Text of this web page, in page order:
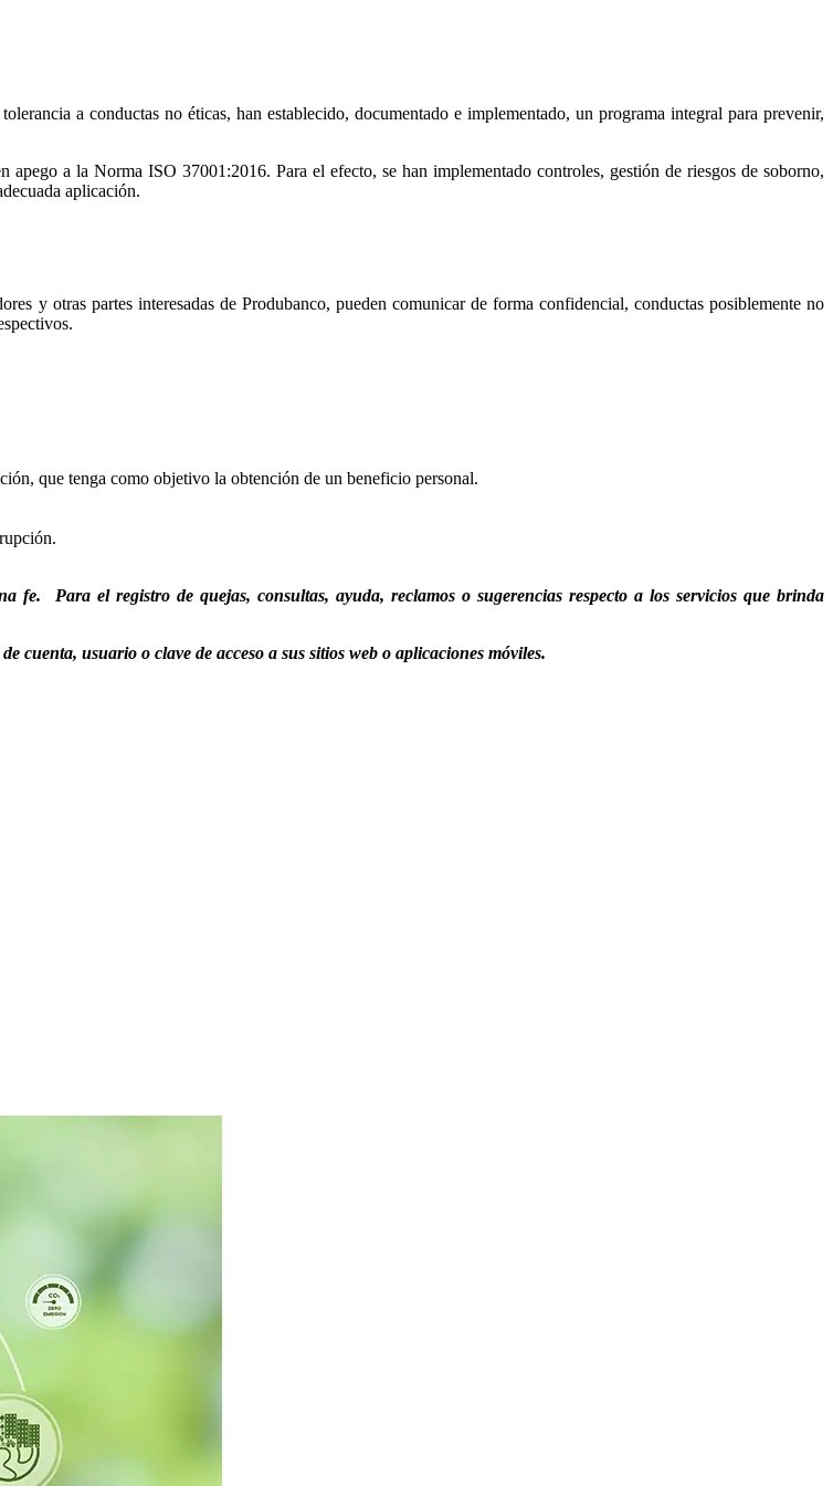
a conductas no éticas, han establecido, documentado e implementado, un programa integral para prevenir,
a la Norma ISO 37001:2016. Para el efecto, se han implementado controles, gestión de riesgos de soborno,
aplicación.
y otras partes interesadas de Produbanco, pueden comunicar de forma confidencial, conductas posiblemente no
que tenga como objetivo la obtención de un beneficio personal.
Para el registro de quejas, consultas, ayuda, reclamos o sugerencias respecto a los servicios que brinda
usuario o clave de acceso a sus sitios web o aplicaciones móviles.